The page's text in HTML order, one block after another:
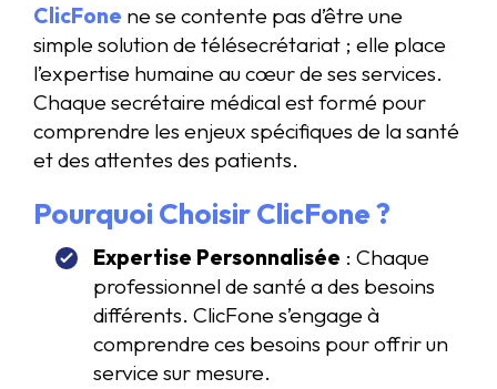
ClicFone ne se contente pas d’être une
simple solution de télésecrétariat ; elle place
l’expertise humaine au cœur de ses services.
Chaque secrétaire médical est formé pour
comprendre les enjeux spécifiques de la santé
et des attentes des patients.
Pourquoi Choisir ClicFone ?
Expertise Personnalisée : Chaque
professionnel de santé a des besoins
différents. ClicFone s’engage à
comprendre ces besoins pour offrir un
service sur mesure.